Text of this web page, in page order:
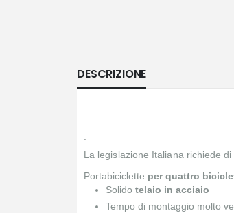
DESCRIZIONE
.
La legislazione Italiana richiede di
Portabiciclette per quattro
Solido telaio in acciaio
Tempo di montaggio molto